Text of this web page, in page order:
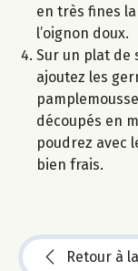
en très fines
l’oignon doux.
Sur un plat de
ajoutez les
découpés en
poudrez avec
bien frais.
Retour à